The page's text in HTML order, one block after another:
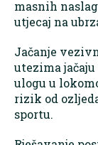
masnih
utjecaj na
Jačanje
utezima
ulogu u
rizik od
sportu.